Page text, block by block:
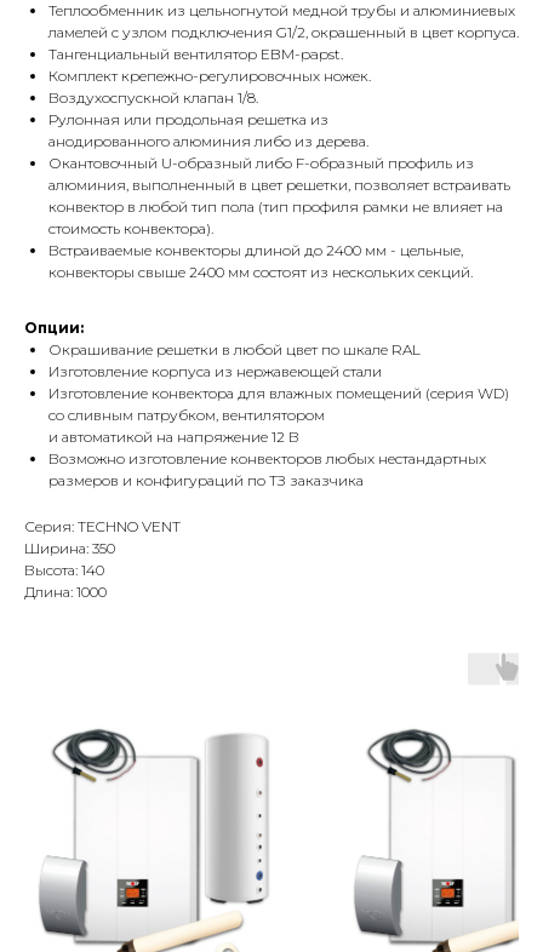
Теплообменник из цельногнутой медной трубы и алюминиевых
ламелей с узлом подключения G1/2, окрашенный в цвет корпуса.
Тангенциальный вентилятор EBM-papst.
Комплект крепежно-регулировочных ножек.
Воздухоспускной клапан 1/8.
Рулонная или продольная решетка из
анодированного алюминия либо из дерева.
Окантовочный U-образный либо F-образный профиль из
алюминия, выполненный в цвет решетки, позволяет встраивать
конвектор в любой тип пола (тип профиля рамки не влияет на
стоимость конвектора).
Встраиваемые конвекторы длиной до 2400 мм - цельные,
конвекторы свыше 2400 мм состоят из нескольких секций.
Опции:
Окрашивание решетки в любой цвет по шкале RAL
Изготовление корпуса из нержавеющей стали
Изготовление конвектора для влажных помещений (серия WD)
со сливным патрубком, вентилятором
и автоматикой на напряжение 12 В
Возможно изготовление конвекторов любых нестандартных
размеров и конфигураций по ТЗ заказчика
Серия: TECHNO VENT
Ширина: 350
Высота: 140
Длина: 1000